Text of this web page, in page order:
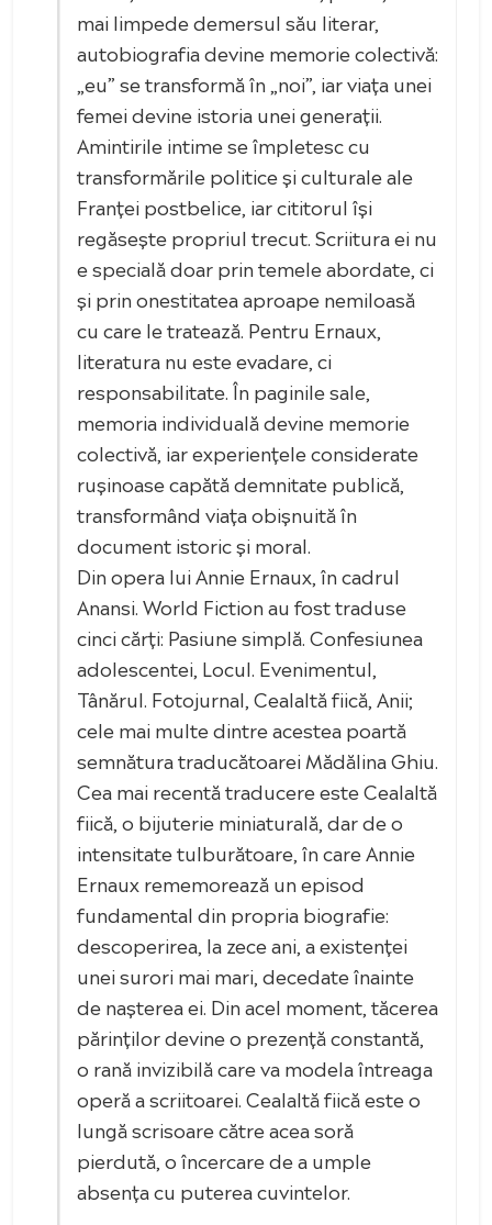
mai limpede demersul său literar,
autobiografia devine memorie colectivă:
„eu” se transformă în „noi”, iar viața unei
femei devine istoria unei generații.
Amintirile intime se împletesc cu
transformările politice și culturale ale
Franței postbelice, iar cititorul își
regăsește propriul trecut. Scriitura ei nu
e specială doar prin temele abordate, ci
și prin onestitatea aproape nemiloasă
cu care le tratează. Pentru Ernaux,
literatura nu este evadare, ci
responsabilitate. În paginile sale,
memoria individuală devine memorie
colectivă, iar experiențele considerate
rușinoase capătă demnitate publică,
transformând viața obișnuită în
document istoric și moral.
Din opera lui Annie Ernaux, în cadrul
Anansi. World Fiction au fost traduse
cinci cărți: Pasiune simplă. Confesiunea
adolescentei, Locul. Evenimentul,
Tânărul. Fotojurnal, Cealaltă fiică, Anii;
cele mai multe dintre acestea poartă
semnătura traducătoarei Mădălina Ghiu.
Cea mai recentă traducere este Cealaltă
fiică, o bijuterie miniaturală, dar de o
intensitate tulburătoare, în care Annie
Ernaux rememorează un episod
fundamental din propria biografie:
descoperirea, la zece ani, a existenței
unei surori mai mari, decedate înainte
de nașterea ei. Din acel moment, tăcerea
părinților devine o prezență constantă,
o rană invizibilă care va modela întreaga
operă a scriitoarei. Cealaltă fiică este o
lungă scrisoare către acea soră
pierdută, o încercare de a umple
absența cu puterea cuvintelor.